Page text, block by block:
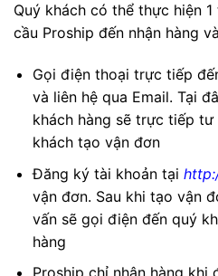
Quý khách có thể thực hiện
cầu Proship đến nhận hàng
Gọi điện thoại trực tiếp
và liên hệ qua Email. Tại
khách hàng sẽ trực tiếp
khách tạo vận đơn
Đăng ký tài khoản tại
vận đơn. Sau khi tạo vận
vấn sẽ gọi điện đến quý
hàng